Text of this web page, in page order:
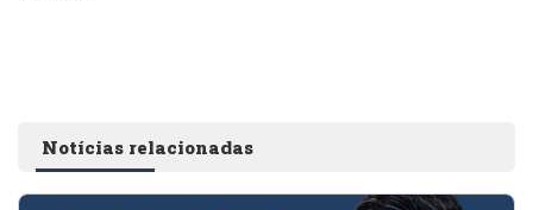
Notícias relacionadas